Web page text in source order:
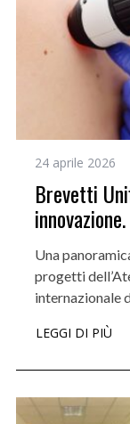
24 aprile 2026
Brevetti
Una
progetti
internazionale
LEGGI DI PIÙ